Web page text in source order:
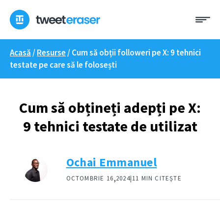
conținut
Acasă /Resurse /Cum să obții followeri pe X: 9 tehnici
testate pe care să le folosești
Cum să obțineți adepți pe X:
9 tehnici testate de utilizat
Ochai Emmanuel
OCTOMBRIE 16,2024|11 MIN CITEȘTE